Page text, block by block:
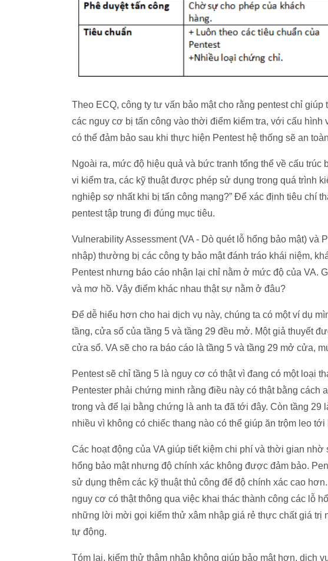
Theo ECQ, công ty tư vấn bảo mật cho rằng pentest chỉ
các nguy cơ bị tấn công vào thời điểm kiểm tra, với cấu
có thể đảm bảo sau khi thực hiện Pentest hệ thống sẽ an
Ngoài ra, mức độ hiệu quả và bức tranh tổng thể về cấu
vi kiểm tra, các kỹ thuật được phép sử dụng trong quá trình
nghiệp sợ nhất khi bị tấn công mạng?” Để xác định tiêu chí
pentest tập trung đi đúng mục tiêu.
Vulnerability Assessment (VA - Dò quét lỗ hổng bảo mật) và
nhập) thường bị các công ty bảo mật đánh tráo khái niệm,
Pentest nhưng báo cáo nhận lại chỉ nằm ở mức độ của VA.
và mơ hồ. Vậy điểm khác nhau thật sự nằm ở đâu?
Để dễ hiểu hơn cho hai dịch vụ này, chúng ta có một ví dụ
tầng, cửa sổ của tầng 5 và tầng 29 đều mở. Một giả thuyết
cửa sổ. VA sẽ cho ra báo cáo là tầng 5 và tầng 29 mở cửa,
Pentest sẽ chỉ tầng 5 là nguy cơ có thật vì đang có một loại
Pentester phải chứng minh rằng điều này có thật bằng cách
trong và để lại bằng chứng là anh ta đã tới đây. Còn tầng
nhiều vì không có chiếc thang nào có thể giúp ăn trộm leo
Các hoạt động của VA giúp tiết kiệm chi phí và thời gian
hổng bảo mật nhưng độ chính xác không được đảm bảo.
sử dụng thêm các kỹ thuật thủ công để độ chính xác cao
nguy cơ có thật thông qua việc khai thác thành công các lỗ
những lời mời gọi kiểm thử xâm nhập giá rẻ thực chất giá trị
tự động.
Tóm lại, kiểm thử thâm nhập không giúp bảo mật hơn, dịch